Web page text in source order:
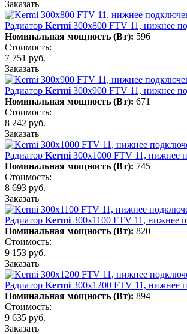
Заказать
Радиатор Kermi 300х800 FTV 11, нижнее
Номинальная мощность (Вт): 596
Стоимость:
7 751 руб.
Заказать
Радиатор Kermi 300х900 FTV 11, нижнее
Номинальная мощность (Вт): 671
Стоимость:
8 242 руб.
Заказать
Радиатор Kermi 300х1000 FTV 11, нижнее
Номинальная мощность (Вт): 745
Стоимость:
8 693 руб.
Заказать
Радиатор Kermi 300х1100 FTV 11, нижнее
Номинальная мощность (Вт): 820
Стоимость:
9 153 руб.
Заказать
Радиатор Kermi 300х1200 FTV 11, нижнее
Номинальная мощность (Вт): 894
Стоимость:
9 635 руб.
Заказать